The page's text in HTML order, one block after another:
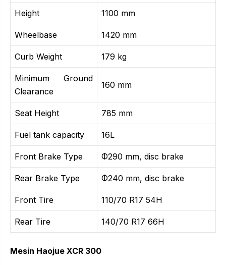
Height 1100 mm
Wheelbase 1420 mm
Curb Weight 179 kg
Minimum Ground
Clearance
160 mm
Seat Height 785 mm
Fuel tank capacity 16L
Front Brake Type Φ290 mm, disc brake
Rear Brake Type Φ240 mm, disc brake
Front Tire 110/70 R17 54H
Rear Tire 140/70 R17 66H
Mesin Haojue XCR 300